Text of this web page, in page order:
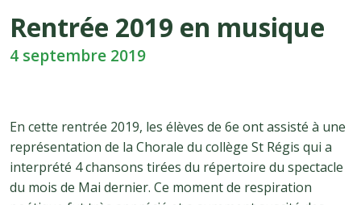
Rentrée 2019 en musique
4 septembre 2019
En cette rentrée 2019, les élèves de 6e ont assisté à une
représentation de la Chorale du collège St Régis qui a
interprété 4 chansons tirées du répertoire du spectacle
du mois de Mai dernier. Ce moment de respiration